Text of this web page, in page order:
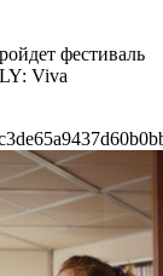
фестиваль
Viva